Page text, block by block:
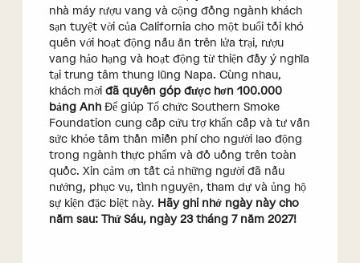
nhà máy rượu vang và cộng đồng ngành khách
sạn tuyệt vời của California cho một buổi tối khó
quên với hoạt động nấu ăn trên lửa trại, rượu
vang hảo hạng và hoạt động từ thiện đầy ý nghĩa
tại trung tâm thung lũng Napa. Cùng nhau,
khách mời đã quyên góp được hơn 100.000
bảng AnhĐể giúp Tổ chức Southern Smoke
Foundation cung cấp cứu trợ khẩn cấp và tư vấn
sức khỏe tâm thần miễn phí cho người lao động
trong ngành thực phẩm và đồ uống trên toàn
quốc. Xin cảm ơn tất cả những người đã nấu
nướng, phục vụ, tình nguyện, tham dự và ủng hộ
sự kiện đặc biệt này. Hãy ghi nhớ ngày này cho
năm sau: Thứ Sáu, ngày 23 tháng 7 năm 2027!